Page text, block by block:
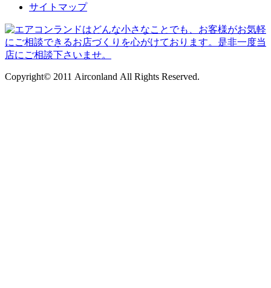
サイトマップ
Copyright© 2011 Airconland All Rights Reserved.